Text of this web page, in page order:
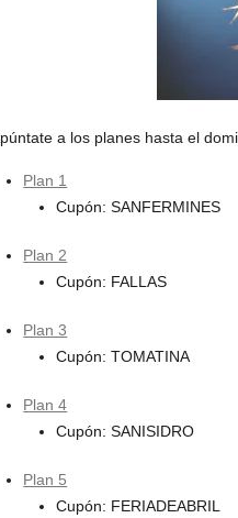
a los planes hasta el
Plan 1
Cupón: SANFERMINES
Plan 2
Cupón: FALLAS
Plan 3
Cupón: TOMATINA
Plan 4
Cupón: SANISIDRO
Plan 5
Cupón: FERIADEABRIL